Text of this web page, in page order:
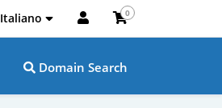
Italiano 0
Domain Search